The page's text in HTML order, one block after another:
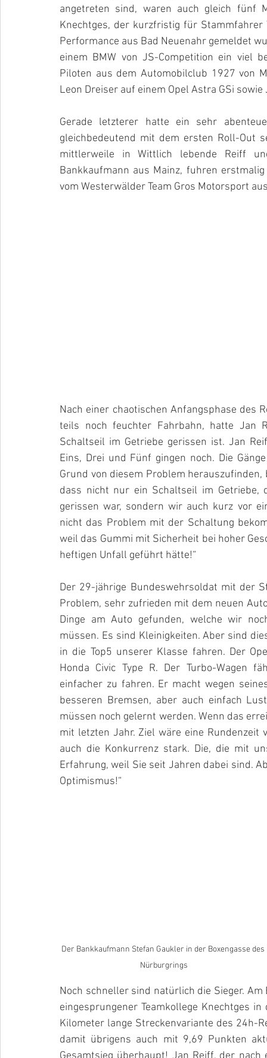
angetreten sind, waren auch gleich fünf
Knechtges, der kurzfristig für Stammfahrer
Performance aus Bad Neuenahr gemeldet
einem BMW von JS-Competition ein viel
Piloten aus dem Automobilclub 1927 von
Leon Dreiser auf einem Opel Astra GSi
Gerade letzterer hatte ein sehr
gleichbedeutend mit dem ersten Roll-Out
mittlerweile in Wittlich lebende Reiff
Bankkaufmann aus Mainz, fuhren
vom Westerwälder Team Gros Motorsport
Nach einer chaotischen Anfangsphase des
teils noch feuchter Fahrbahn, hatte Jan
Schaltseil im Getriebe gerissen ist. Jan
Eins, Drei und Fünf gingen noch. Die
Grund von diesem Problem
dass nicht nur ein Schaltseil im Getriebe,
gerissen war, sondern wir auch kurz vor
nicht das Problem mit der Schaltung
weil das Gummi mit Sicherheit bei hoher
heftigen Unfall geführt hätte!“
Der 29-jährige Bundeswehrsoldat mit der
Problem, sehr zufrieden mit dem neuen
Dinge am Auto gefunden, welche wir
müssen. Es sind Kleinigkeiten. Aber sind
in die Top5 unserer Klasse fahren. Der
Honda Civic Type R. Der Turbo-Wagen
einfacher zu fahren. Er macht wegen
besseren Bremsen, aber auch einfach
müssen noch gelernt werden. Wenn das
mit letzten Jahr. Ziel wäre eine
auch die Konkurrenz stark. Die, die mit
Erfahrung, weil Sie seit Jahren dabei sind.
Optimismus!“
Der Bankkaufmann Stefan Gaukler in der Boxengasse des
Nürburgrings
Noch schneller sind natürlich die Sieger.
eingesprungener Teamkollege Knechtges
Kilometer lange Streckenvariante des 24h-
damit übrigens auch mit 9,69 Punkten